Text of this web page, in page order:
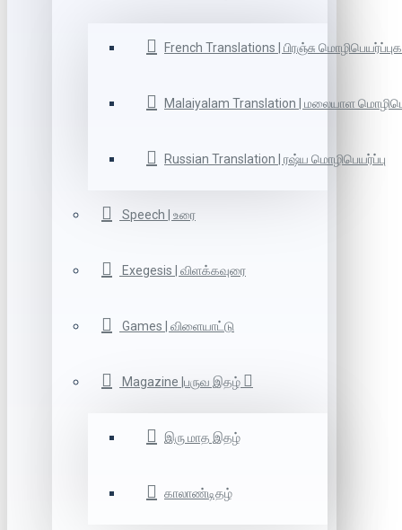
French Translations | பிரஞ்சு
Malaiyalam Translation | மலையாள
Russian Translation | ரஷ்ய மொழிபெயர்ப்பு
Speech | உரை
Exegesis | விளக்கவுரை
Games | விளையாட்டு
Magazine |பருவ இதழ்
இரு மாத இதழ்
காலாண்டிதழ்